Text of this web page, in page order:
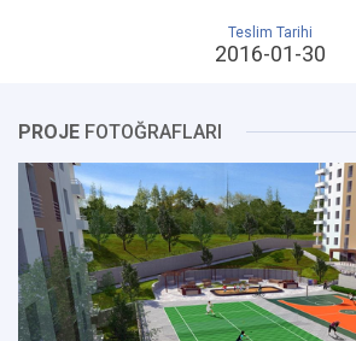
Teslim Tarihi
2016-01-30
PROJE FOTOĞRAFLARI